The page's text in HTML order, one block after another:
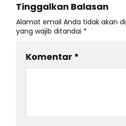
Tinggalkan Balasan
Alamat email Anda tidak akan
yang wajib ditandai *
Komentar *